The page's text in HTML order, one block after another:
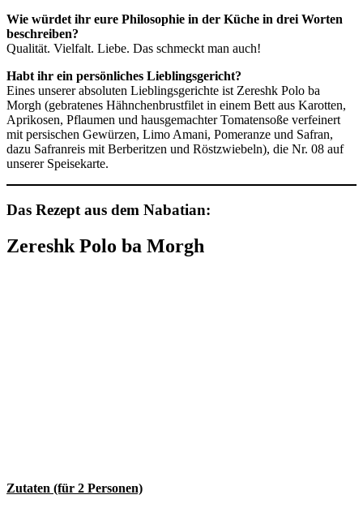
Wie würdet ihr eure Philosophie in der Küche in drei Worten
beschreiben?
Qualität. Vielfalt. Liebe. Das schmeckt man auch!
Habt ihr ein persönliches Lieblingsgericht?
Eines unserer absoluten Lieblingsgerichte ist Zereshk Polo ba
Morgh (gebratenes Hähnchenbrustfilet in einem Bett aus Karotten,
Aprikosen, Pflaumen und hausgemachter Tomatensoße verfeinert
mit persischen Gewürzen, Limo Amani, Pomeranze und Safran,
dazu Safranreis mit Berberitzen und Röstzwiebeln), die Nr. 08 auf
unserer Speisekarte.
Das Rezept aus dem Nabatian:
Zereshk Polo ba Morgh
Zutaten (für 2 Personen)